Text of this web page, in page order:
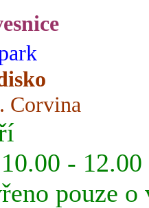
Corvina
-
pouze o